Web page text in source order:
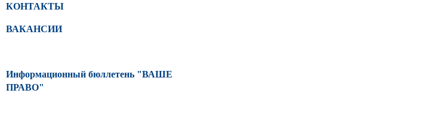
КОНТАКТЫ
ВАКАНСИИ
Информационный бюллетень "ВАШЕ
ПРАВО"